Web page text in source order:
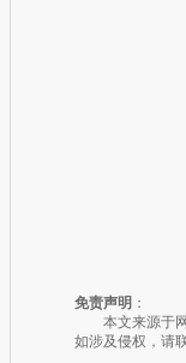
免责声明 ：
本文来源于网
如涉及侵权，请